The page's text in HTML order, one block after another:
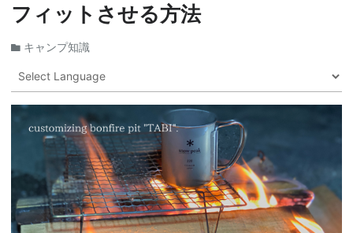
フィットさせる方法
キャンプ知識